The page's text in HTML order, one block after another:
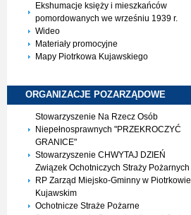
Ekshumacje księży i mieszkańców
pomordowanych we wrześniu 1939 r.
Wideo
Materiały promocyjne
Mapy Piotrkowa Kujawskiego
ORGANIZACJE POZARZĄDOWE
Stowarzyszenie Na Rzecz Osób
Niepełnosprawnych "PRZEKROCZYĆ
GRANICE"
Stowarzyszenie CHWYTAJ DZIEŃ
Związek Ochotniczych Straży Pożarnych
RP Zarząd Miejsko-Gminny w Piotrkowie
Kujawskim
Ochotnicze Straże Pożarne